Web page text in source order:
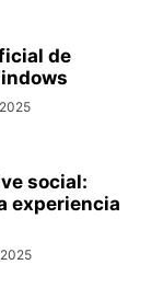
de
social:
experiencia